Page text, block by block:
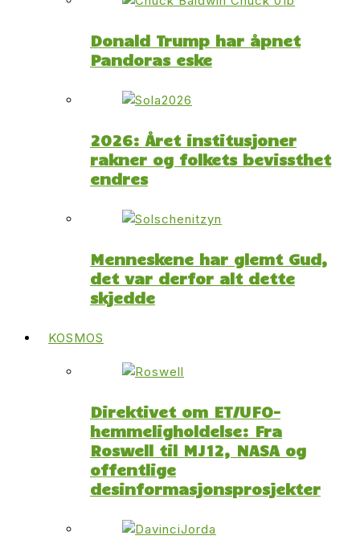
Donald Trump har åpnet
Pandoras eske
2026: Året institusjoner
rakner og folkets bevissthet
endres
Menneskene har glemt Gud,
det var derfor alt dette
skjedde
KOSMOS
Direktivet om ET/UFO-
hemmeligholdelse: Fra
Roswell til MJ12, NASA og
offentlige
desinformasjonsprosjekter